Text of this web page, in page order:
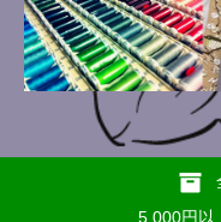
5,000円以